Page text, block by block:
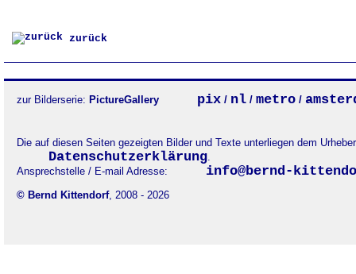
zurück
zur Bilderserie: PictureGallery pix / nl / metro /
Die auf diesen Seiten gezeigten Bilder und Texte unterliegen dem
Datenschutzerklärung.
Ansprechstelle / E-mail Adresse:
info@bernd-
© Bernd Kittendorf, 2008 - 2026